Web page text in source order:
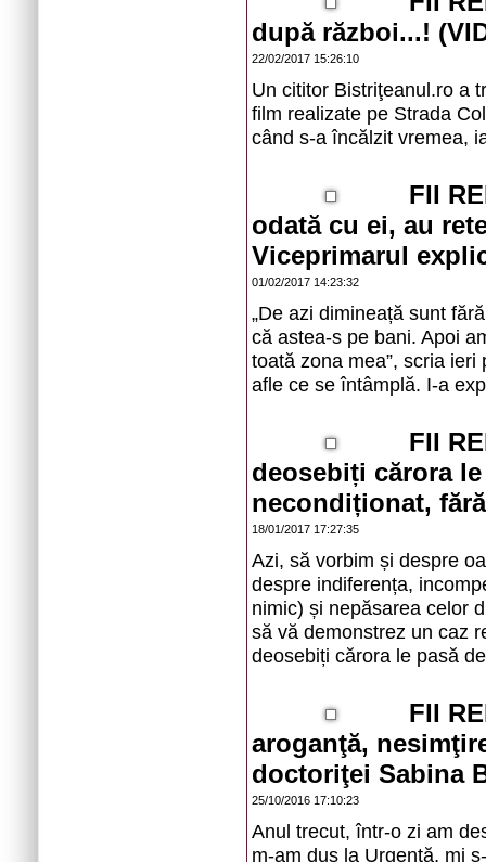
după război...!
22/02/2017 15:26:10
Un cititor Bistriţeanul.ro a
film realizate pe Strada
când s-a încălzit vremea,
FII
odată cu ei, au
Viceprimarul
01/02/2017 14:23:32
„De azi dimineață sunt
că astea-s pe bani. Apoi
toată zona mea”, scria
afle ce se întâmplă. I-a
FII
deosebiți cărora
necondiționat,
18/01/2017 17:27:35
Azi, să vorbim și despre
despre indiferența,
nimic) și nepăsarea celor
să vă demonstrez un caz
deosebiți cărora le pasă
FII
aroganţă,
doctoriţei Sabina
25/10/2016 17:10:23
Anul trecut, într-o zi am
m-am dus la Urgenţă, mi